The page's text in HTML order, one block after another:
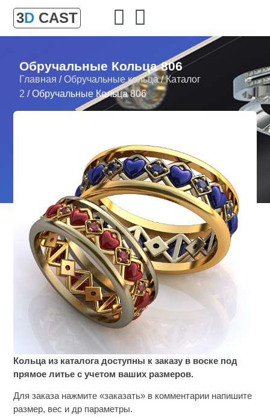
3D CAST
Обручальные Кольца 806
Главная /Обручальные кольца/Каталог
2 / Обручальные Кольца 806
Кольца из каталога доступны к заказу в воске под
прямое литье с учетом ваших размеров.
Для заказа нажмите «заказать» в комментарии напишите
размер, вес и др параметры.